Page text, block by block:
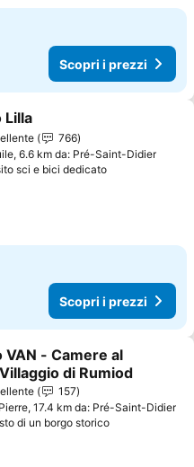
Scopri i prezzi
ai preferiti
Lilla
766
6.6 km da: Pré-Saint-Didier
sci e bici dedicato
Scopri i prezzi
ai preferiti
VAN - Camere al
di Rumiod
157
17.4 km da: Pré-Saint-Didier
di un borgo storico